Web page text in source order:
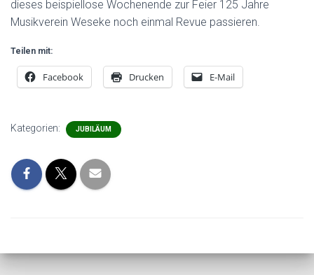
dieses beispiellose Wochenende zur Feier 125 Jahre
Musikverein Weseke noch einmal Revue passieren.
Teilen mit:
Facebook Drucken E-Mail
Kategorien: JUBILÄUM